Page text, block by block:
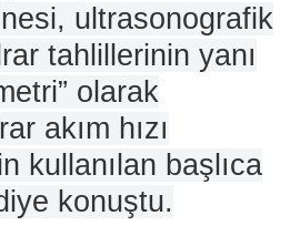
ultrasonografik
tahlillerinin yanı
olarak
akım hızı
kullanılan başlıca
konuştu.